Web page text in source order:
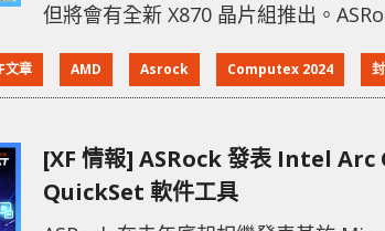
但將會有全新 X870 晶片組推出。
片組的主機板，除了換上新晶片組之
都有不少改進。 AMD X870 / 870E 晶片組 AMD 全新
文章 AMD Asrock Computex 2024
[XF 情報] ASRock 發表 Intel Arc
QuickSet 軟件工具